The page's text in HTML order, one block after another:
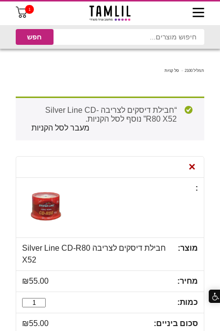
1
תמליל 2100 סל קניות
“חבילת דיסקים לצריבה Silver Line CD-
R80 X52” נוסף לסל הקניות.
מעבר לסל הקניות
×
חבילת דיסקים לצריבה Silver Line CD-R80
X52
₪55.00
כמות
של
חבילת
₪55.00